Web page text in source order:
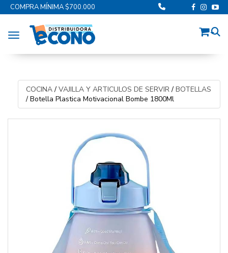
COMPRA MÍNIMA $700.000
Toggle navigation
COCINA/ VAJILLA Y ARTICULOS DE SERVIR/ BOTELLAS
/ Botella Plastica Motivacional Bombe 1800Ml